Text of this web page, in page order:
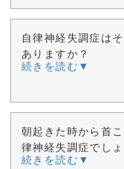
自律神経失調症は
ありますか？
続きを読む▼
朝起きた時から首
律神経失調症でしょ
続きを読む▼